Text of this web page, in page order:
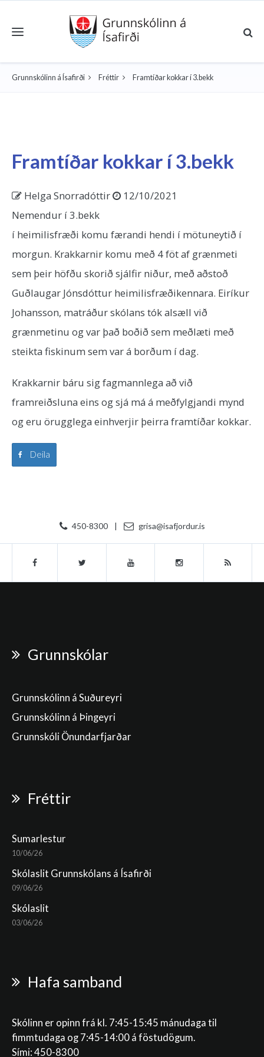
Toggle navigation
Grunnskólinn á Ísafirði Fréttir Framtíðar kokkar í 3.bekk
Framtíðar kokkar í 3.bekk
Helga Snorradóttir
12/10/2021
Nemendur í 3.bekk
í heimilisfræði komu færandi hendi í mötuneytið í
morgun. Krakkarnir komu með 4 föt af grænmeti
sem þeir höfðu skorið sjálfir niður, með aðstoð
Guðlaugar Jónsdóttur heimilisfræðikennara. Eiríkur
Johansson, matráður skólans tók alsæll við
grænmetinu og var það boðið sem meðlæti með
steikta fiskinum sem var á borðum í dag.
Krakkarnir báru sig fagmannlega að við
framreiðsluna eins og sjá má á meðfylgjandi mynd
og eru örugglega einhverjir þeirra framtíðar kokkar.
Deila
450-8300 | grisa@isafjordur.is
Grunnskólar
Grunnskólinn á Suðureyri
Grunnskólinn á Þingeyri
Grunnskóli Önundarfjarðar
Fréttir
Sumarlestur
10/06/26
Skólaslit Grunnskólans á Ísafirði
09/06/26
Skólaslit
03/06/26
Hafa samband
Skólinn er opinn frá kl. 7:45-15:45 mánudaga til
fimmtudaga og 7:45-14:00 á föstudögum.
Sími: 450-8300